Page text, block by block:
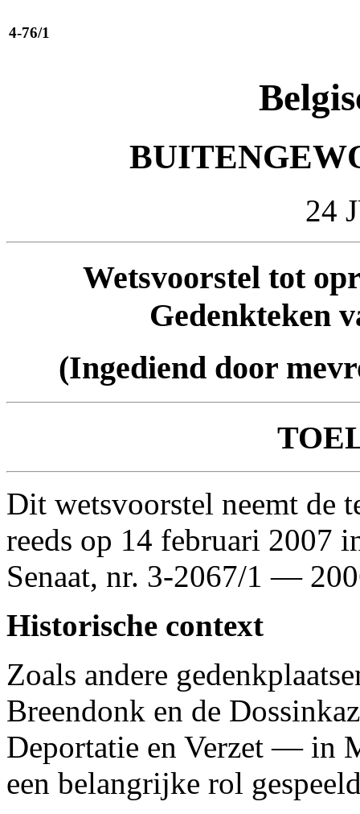
4-76/1
24
Wetsvoorstel tot
Gedenkteken
(Ingediend door
Dit wetsvoorstel neemt de
reeds op 14 februari 2007
Senaat, nr. 3-2067/1 —
Historische context
Zoals andere
Breendonk en de
Deportatie en Verzet — in
een belangrijke rol